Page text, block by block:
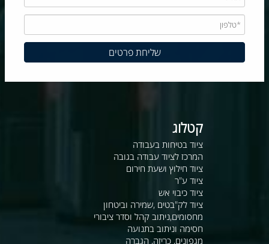
קטלוג
ציוד בטיחות בעבודה
המרכז לציוד עבודה בגובה
ציוד חילוץ ושעת חירום
ציוד ע"ר
ציוד כיבוי אש
ציוד לק"בטים ,שמירה וביטחון
מחסומים,ניתוב קהל וסדר ציבורי
חסימה וניתוב בתנועה
מגפונים, כריזה, הגברה